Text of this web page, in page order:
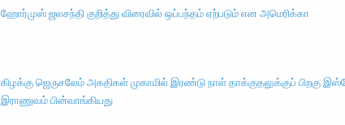
ஹோர்முஸ் ஜலசந்தி குறித்து விரைவில் ஒப்பந்தம் ஏற்படும் என அமெரிக்கா
கிழக்கு ஜெருசலேம் அகதிகள் முகாமில் இரண்டு நாள் தாக்குதலுக்குப் பிறகு
இராணுவம் பின்வாங்கியது